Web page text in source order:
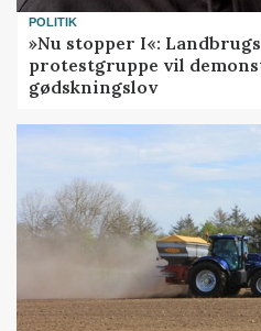
POLITIK
»Nu stopper I«:
protestgruppe vil
gødskningslov